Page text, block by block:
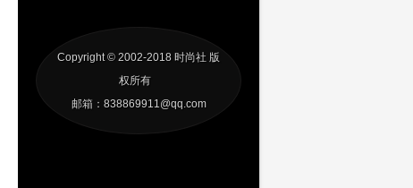
Copyright © 2002-2018 时尚社 版
权所有
邮箱：838869911@qq.com